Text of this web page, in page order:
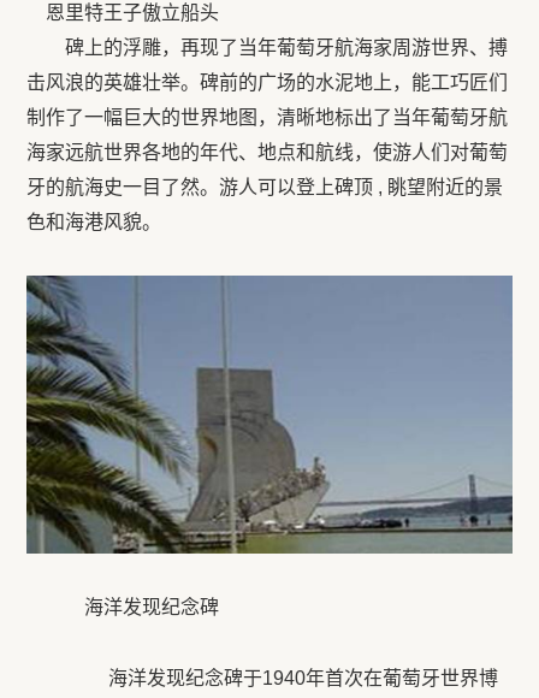
恩里特王子傲立船头
碑上的浮雕，再现了当年葡萄牙航海家周游世界、搏
击风浪的英雄壮举。碑前的广场的水泥地上，能工巧匠们
制作了一幅巨大的世界地图，清晰地标出了当年葡萄牙航
海家远航世界各地的年代、地点和航线，使游人们对葡萄
牙的航海史一目了然。游人可以登上碑顶 , 眺望附近的景
色和海港风貌。
海洋发现纪念碑
海洋发现纪念碑于1940年首次在葡萄牙世界博